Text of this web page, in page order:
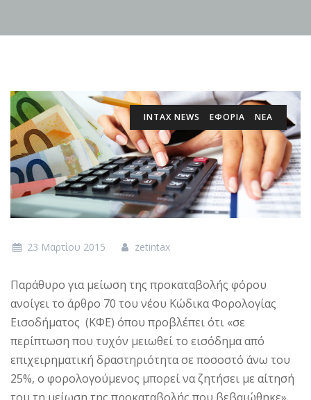
INTAX NEWS ΕΦΟΡΙΑ ΝΕΑ
23 Μαρτίου 2015 zetintax
Παράθυρο για μείωση της προκαταβολής φόρου
ανοίγει το άρθρο 70 του νέου Κώδικα Φορολογίας
Εισοδήματος (ΚΦΕ) όπου προβλέπει ότι «σε
περίπτωση που τυχόν μειωθεί το εισόδημα από
επιχειρηματική δραστηριότητα σε ποσοστό άνω του
25%, ο φορολογούμενος μπορεί να ζητήσει με αίτησή